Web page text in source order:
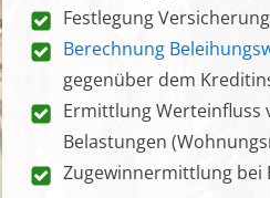
Festlegung
Berechnung
gegenüber dem
Ermittlung Werteinfluss
Belastungen
Zugewinnermittlung bei